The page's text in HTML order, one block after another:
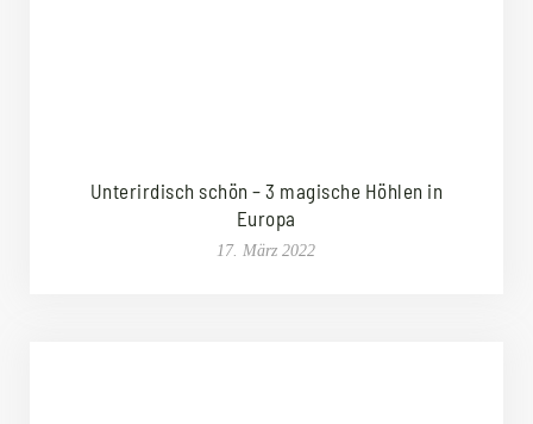
Unterirdisch schön – 3 magische Höhlen in
Europa
17. März 2022